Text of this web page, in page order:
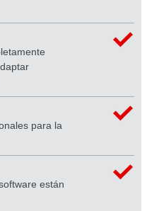
para la
están